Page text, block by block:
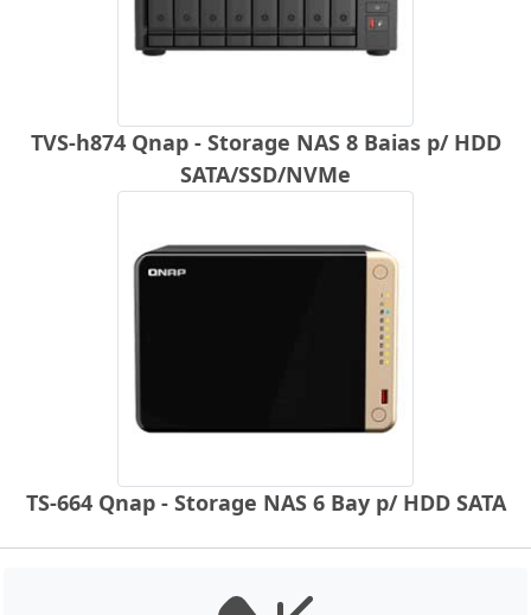
TVS-h874 Qnap - Storage NAS 8 Baias p/ HDD
SATA/SSD/NVMe
TS-664 Qnap - Storage NAS 6 Bay p/ HDD SATA